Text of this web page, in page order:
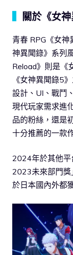
關於《女
青春 RPG《女
神異聞錄》系列
Reload》則是《
《女神異聞錄5
設計、UI、戰鬥
現代玩家需求進
品的粉絲，還是
十分推薦的一款
2024年於其他平
2023未來部門獎
於日本國內外都